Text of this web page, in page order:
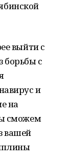
выйти с
борьбы с
и
на
сможем
вашей